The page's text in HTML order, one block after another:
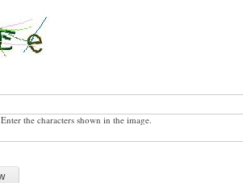
Enter the characters shown in the image.